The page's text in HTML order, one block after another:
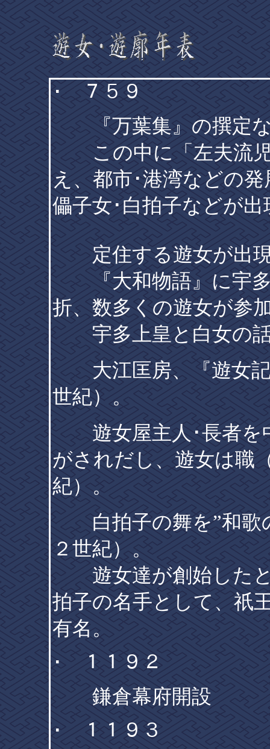
･ ７５９
『万葉集』の撰定
この中に「左夫流児
え、都市･港湾などの
儡子女･白拍子などが出
定住する遊女が出現
『大和物語』に宇多
折、数多くの遊女が参
宇多上皇と白女の話
大江匡房、『遊女記
世紀）。
遊女屋主人･長者を
がされだし、遊女は職
紀）。
白拍子の舞を”和歌
２世紀）。
遊女達が創始したと
拍子の名手として、祇
有名。
･ １１９２
鎌倉幕府開設
･ １１９３